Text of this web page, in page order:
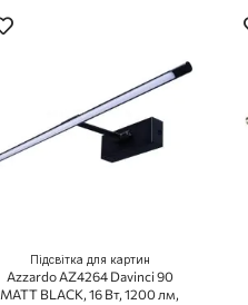
Підсвітка для картин
Azzardo AZ4264 Davinci 90
MATT BLACK, 16 Вт, 1200 лм,